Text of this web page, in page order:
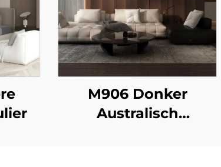
M906 Donker
Australisch